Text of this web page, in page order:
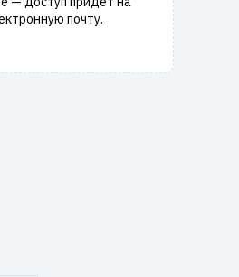
почту.